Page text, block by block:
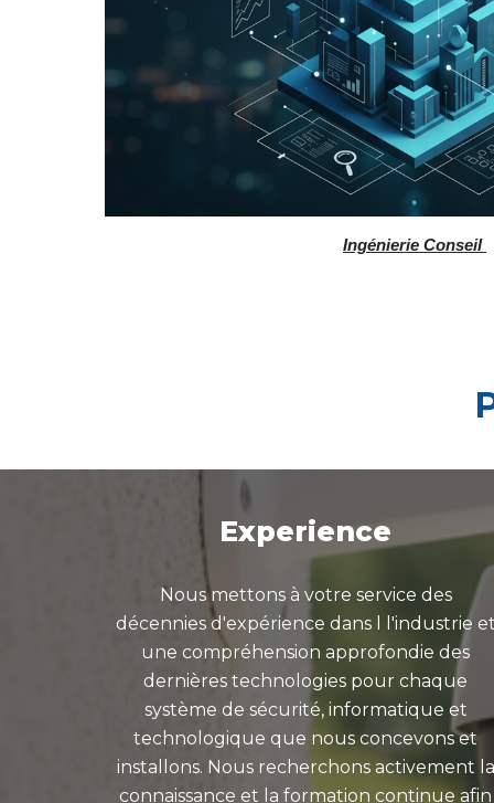
Ingénierie Conseil
Experience
Nous mettons à votre service des
décennies d'expérience dans l l'industrie
une compréhension approfondie des
dernières technologies pour chaque
système de sécurité, informatique et
technologique que nous concevons et
installons. Nous recherchons activement la
connaissance et la formation continue afin